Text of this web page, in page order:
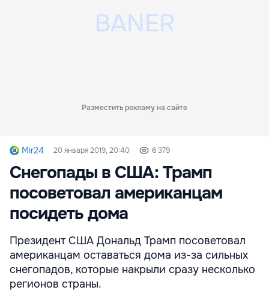
Разместить рекламу на сайте
Mir24 20 января 2019, 20:40 6 379
Снегопады в США: Трамп
посоветовал американцам
посидеть дома
Президент США Дональд Трамп посоветовал
американцам оставаться дома из-за сильных
снегопадов, которые накрыли сразу несколько
регионов страны.